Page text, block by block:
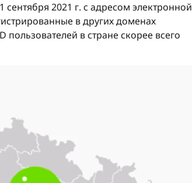
2021 г. с адресом электронной
в других доменах
в стране скорее всего